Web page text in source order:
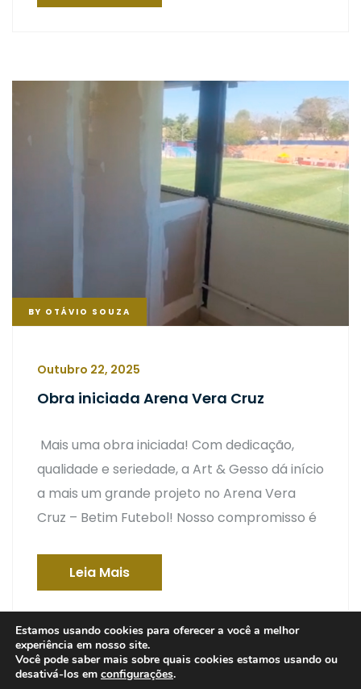
BY OTÁVIO SOUZA
Outubro 22, 2025
Obra iniciada Arena Vera Cruz
Mais uma obra iniciada! Com dedicação,
qualidade e seriedade, a Art & Gesso dá início
a mais um grande projeto no Arena Vera
Cruz – Betim Futebol! Nosso compromisso é
Leia Mais
Estamos usando cookies para oferecer a você a melhor
experiência em nosso site.
Você pode saber mais sobre quais cookies estamos usando ou
desativá-los em configurações.